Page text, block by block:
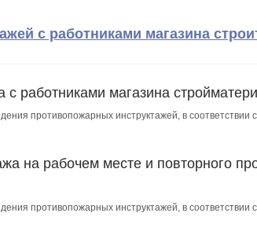
с работниками магазина
работниками магазина
противопожарных инструктажей, в
на рабочем месте и повторного
противопожарных инструктажей, в